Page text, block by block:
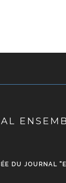
DU JOURNAL